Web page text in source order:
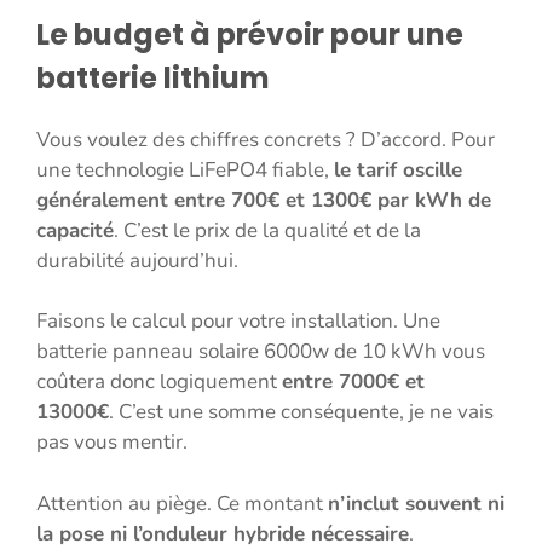
Le budget à prévoir pour une
batterie lithium
Vous voulez des chiffres concrets ? D’accord. Pour
une technologie LiFePO4 fiable, le tarif oscille
généralement entre 700€ et 1300€ par kWh de
capacité. C’est le prix de la qualité et de la
durabilité aujourd’hui.
Faisons le calcul pour votre installation. Une
batterie panneau solaire 6000w de 10 kWh vous
coûtera donc logiquemententre 7000€ et
13000€. C’est une somme conséquente, je ne vais
pas vous mentir.
Attention au piège. Ce montant n’inclut souvent ni
la pose ni l’onduleur hybride nécessaire.